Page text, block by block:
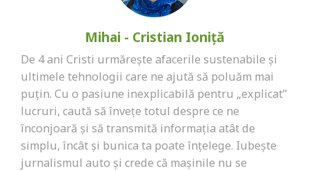
Mihai - Cristian Ioniță
De 4 ani Cristi urmărește afacerile sustenabile și
ultimele tehnologii care ne ajută să poluăm mai
puțin. Cu o pasiune inexplicabilă pentru „explicat”
lucruri, caută să învețe totul despre ce ne
înconjoară și să transmită informația atât de
simplu, încât și bunica ta poate înțelege. Iubește
jurnalismul auto și crede că mașinile nu se